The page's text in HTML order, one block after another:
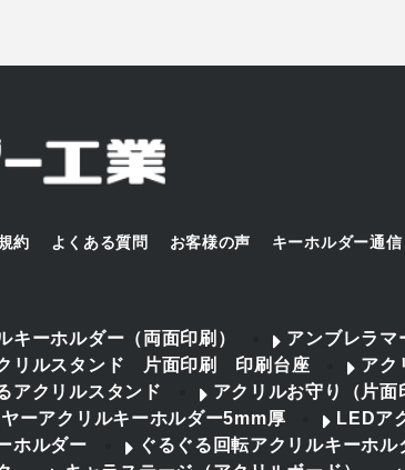
約 よくある質問 お客様の声 キーホルダー通信
キーホルダー（両面印刷）
アンブレラマ
リルスタンド 片面印刷 印刷台座
ア
アクリルスタンド アクリルお守り（片面
ヤーアクリルキーホルダー5mm厚
LEDア
ホルダー ぐるぐる回転アクリルキーホル